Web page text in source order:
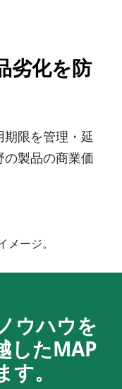
劣化を防
限を管理・延
製品の商業価
ウハウを
したMAP
。